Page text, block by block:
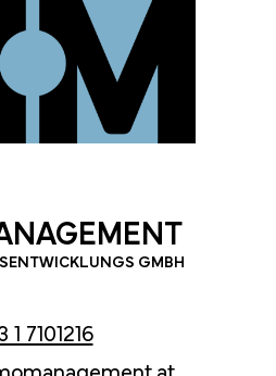
GMBH
1 7101216